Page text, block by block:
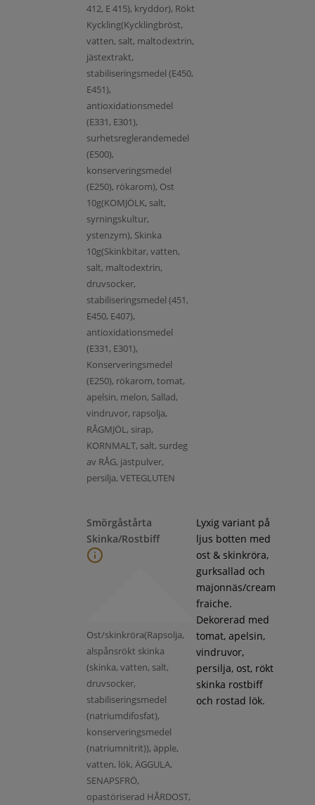
412, E 415), kryddor), Rökt
Kyckling(Kycklingbröst,
vatten, salt, maltodextrin,
jästextrakt,
stabiliseringsmedel (E450,
E451),
antioxidationsmedel
(E331, E301),
surhetsreglerandemedel
(E500),
konserveringsmedel
(E250), rökarom), Ost
10g(KOMJÖLK, salt,
syrningskultur,
ystenzym), Skinka
10g(Skinkbitar, vatten,
salt, maltodextrin,
druvsocker,
stabiliseringsmedel (451,
E450, E407),
antioxidationsmedel
(E331, E301),
Konserveringsmedel
(E250), rökarom, tomat,
apelsin, melon, Sallad,
vindruvor, rapsolja,
RÅGMJÖL, sirap,
KORNMALT, salt, surdeg
av RÅG, jästpulver,
persilja, VETEGLUTEN
Smörgåstårta
Skinka/Rostbiff
Ost/skinkröra(Rapsolja,
alspånsrökt skinka
(skinka, vatten, salt,
druvsocker,
stabiliseringsmedel
(natriumdifosfat),
konserveringsmedel
(natriumnitrit)), äpple,
vatten, lök, ÄGGULA,
SENAPSFRÖ,
opastöriserad HÅRDOST,
Lyxig variant på
ljus botten med
ost & skinkröra,
gurksallad och
majonnäs/cream
fraiche.
Dekorerad med
tomat, apelsin,
vindruvor,
persilja, ost, rökt
skinka rostbiff
och rostad lök.